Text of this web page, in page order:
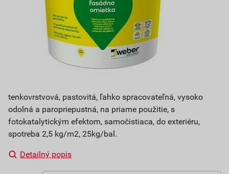
tenkovrstvová, pastovitá, ľahko spracovateľná, vysoko
odolná a paropriepustná, na priame použitie, s
fotokatalytickým efektom, samočistiaca, do exteriéru,
spotreba 2,5 kg/m2, 25kg/bal.
Detailný popis